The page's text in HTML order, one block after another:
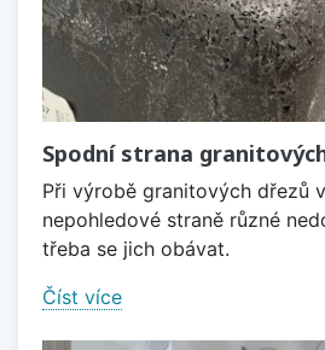
Spodní strana
Při výrobě granitových dřezů
nepohledové straně různé
třeba se jich obávat.
Číst více